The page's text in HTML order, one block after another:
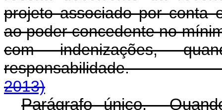
projeto associado por conta
ao poder concedente no
com indenizações,
2013)
Parágrafo único.